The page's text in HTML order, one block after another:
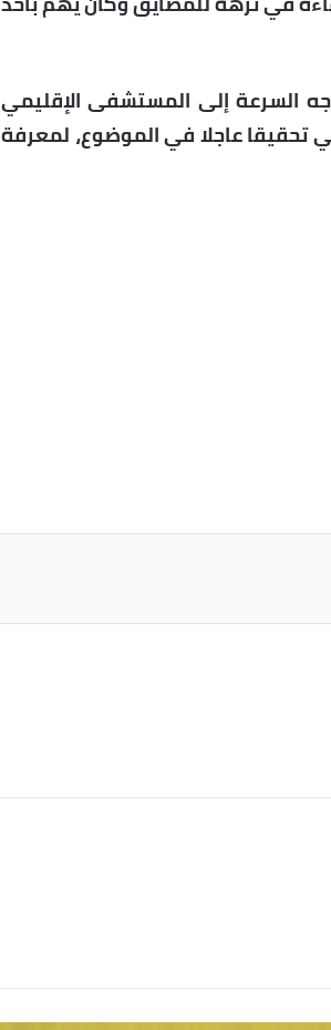
السرعة إلى المستشفى الإقليمي
تحقيقا عاجلا في الموضوع، لمعرفة